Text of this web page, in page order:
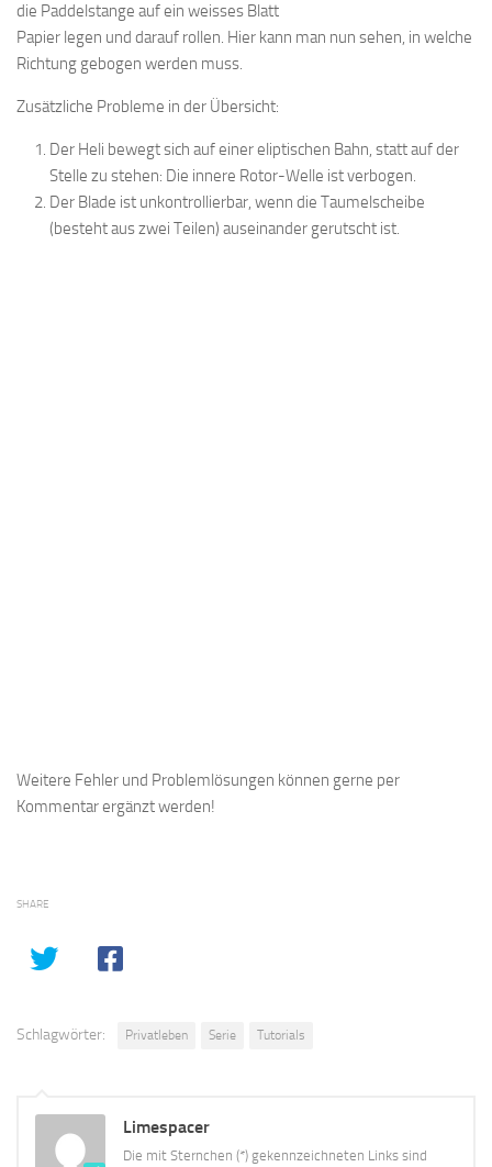
die Paddelstange auf ein weisses Blatt
Papier legen und darauf rollen. Hier kann man nun sehen, in welche
Richtung gebogen werden muss.
Zusätzliche Probleme in der Übersicht:
Der Heli bewegt sich auf einer eliptischen Bahn, statt auf der
Stelle zu stehen: Die innere Rotor-Welle ist verbogen.
Der Blade ist unkontrollierbar, wenn die Taumelscheibe
(besteht aus zwei Teilen) auseinander gerutscht ist.
Weitere Fehler und Problemlösungen können gerne per
Kommentar ergänzt werden!
SHARE
Schlagwörter: Privatleben Serie Tutorials
Limespacer
Die mit Sternchen (*) gekennzeichneten Links sind